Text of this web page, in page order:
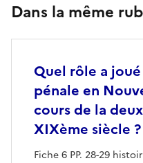
Dans la même
Quel rôle a
pénale en
cours de la
XIXème siècle ?
Fiche 6 PP. 28-29